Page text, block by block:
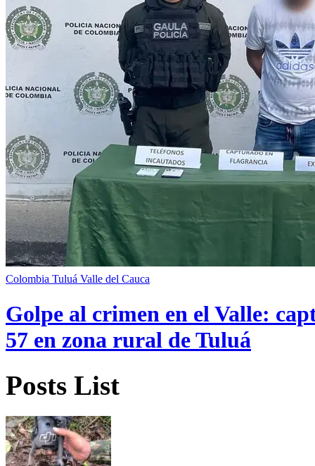
Colombia Tuluá Valle del Cauca
Golpe al crimen en el Valle:
57 en zona rural de Tuluá
Posts List